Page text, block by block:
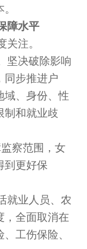
障水平
注。
坚决破除影响
同步推进户
域、身份、性
制和就业歧
察范围，女
到更好保
就业人员、农
，全面取消在
工伤保险、